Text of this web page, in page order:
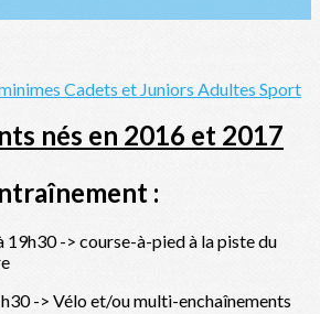
Cadets et Juniors Adultes Sport
nés en 2016 et 2017
:
19h30 -> course-à-pied à la piste du
-> Vélo et/ou multi-enchaînements